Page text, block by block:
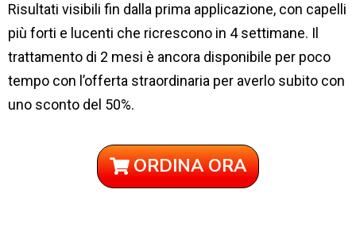
Risultati visibili fin dalla prima applicazione, con capelli
più forti e lucenti che ricrescono in 4 settimane. Il
trattamento di 2 mesi è ancora disponibile per poco
tempo con l’offerta straordinaria per averlo subito con
uno sconto del 50%.
ORDINA ORA